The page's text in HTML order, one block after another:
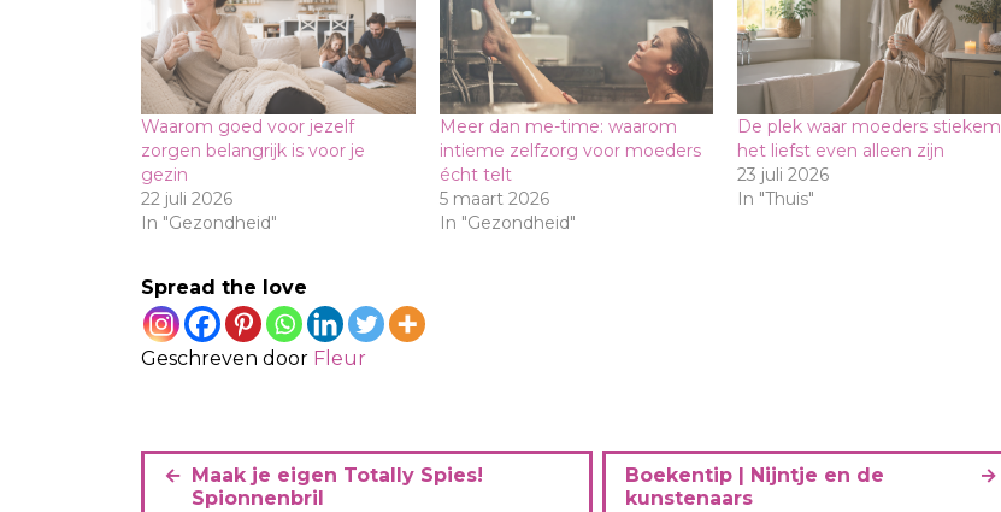
Waarom goed voor jezelf
zorgen belangrijk is voor je
gezin
22 juli 2026
In "Gezondheid"
Meer dan me-time: waarom
intieme zelfzorg voor moeders
écht telt
5 maart 2026
In "Gezondheid"
De plek waar moeders stiekem
het liefst even alleen zijn
23 juli 2026
In "Thuis"
Spread the love
Geschreven door Fleur
Maak je eigen Totally Spies!
Spionnenbril
Boekentip | Nijntje en de
kunstenaars